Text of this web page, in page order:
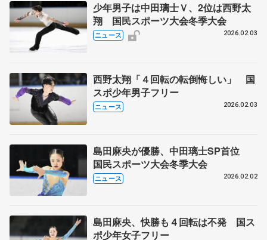
少年男子は中田璃士Ｖ、2位は西野太
翔 国民スポーツ大会冬季大会
ニュース 2026.02.03
西野太翔「４回転の転倒悔しい」 国
スポ少年男子フリー
ニュース 2026.02.03
島田麻央が優勝、中田璃士SP首位
国民スポーツ大会冬季大会
ニュース 2026.02.02
島田麻央、快勝も４回転は不発 国ス
ポ少年女子フリー